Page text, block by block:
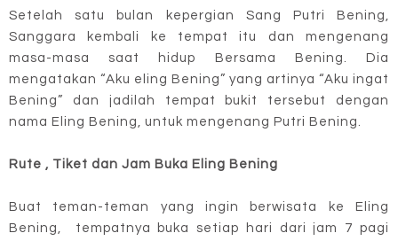
Setelah satu bulan kepergian Sang Putri Bening,
Sanggara kembali ke tempat itu dan mengenang
masa-masa saat hidup Bersama Bening. Dia
mengatakan “Aku eling Bening” yang artinya “Aku ingat
Bening” dan jadilah tempat bukit tersebut dengan
nama Eling Bening, untuk mengenang Putri Bening.
Rute , Tiket dan Jam Buka Eling Bening
Buat teman-teman yang ingin berwisata ke Eling
Bening, tempatnya buka setiap hari dari jam 7 pagi